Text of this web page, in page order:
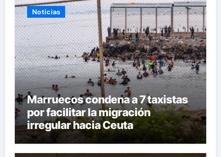
Noticias
Marruecos condena a 7 taxistas
por facilitar la migración
irregular hacia Ceuta